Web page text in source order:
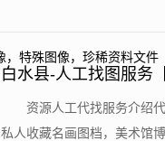
白水县-人工找图服务
资源人工代找服务介绍
私人收藏名画图档，美术馆